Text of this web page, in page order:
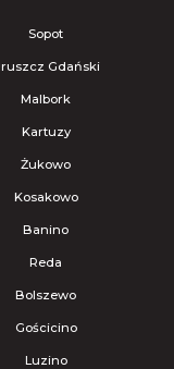
Sopot
Gdański
Malbork
Kartuzy
Żukowo
Kosakowo
Banino
Reda
Bolszewo
Gościcino
Luzino